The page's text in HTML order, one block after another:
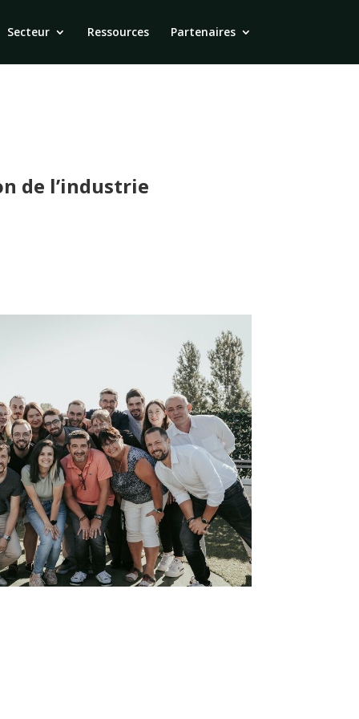
Secteur Ressources Partenaires
de l’industrie